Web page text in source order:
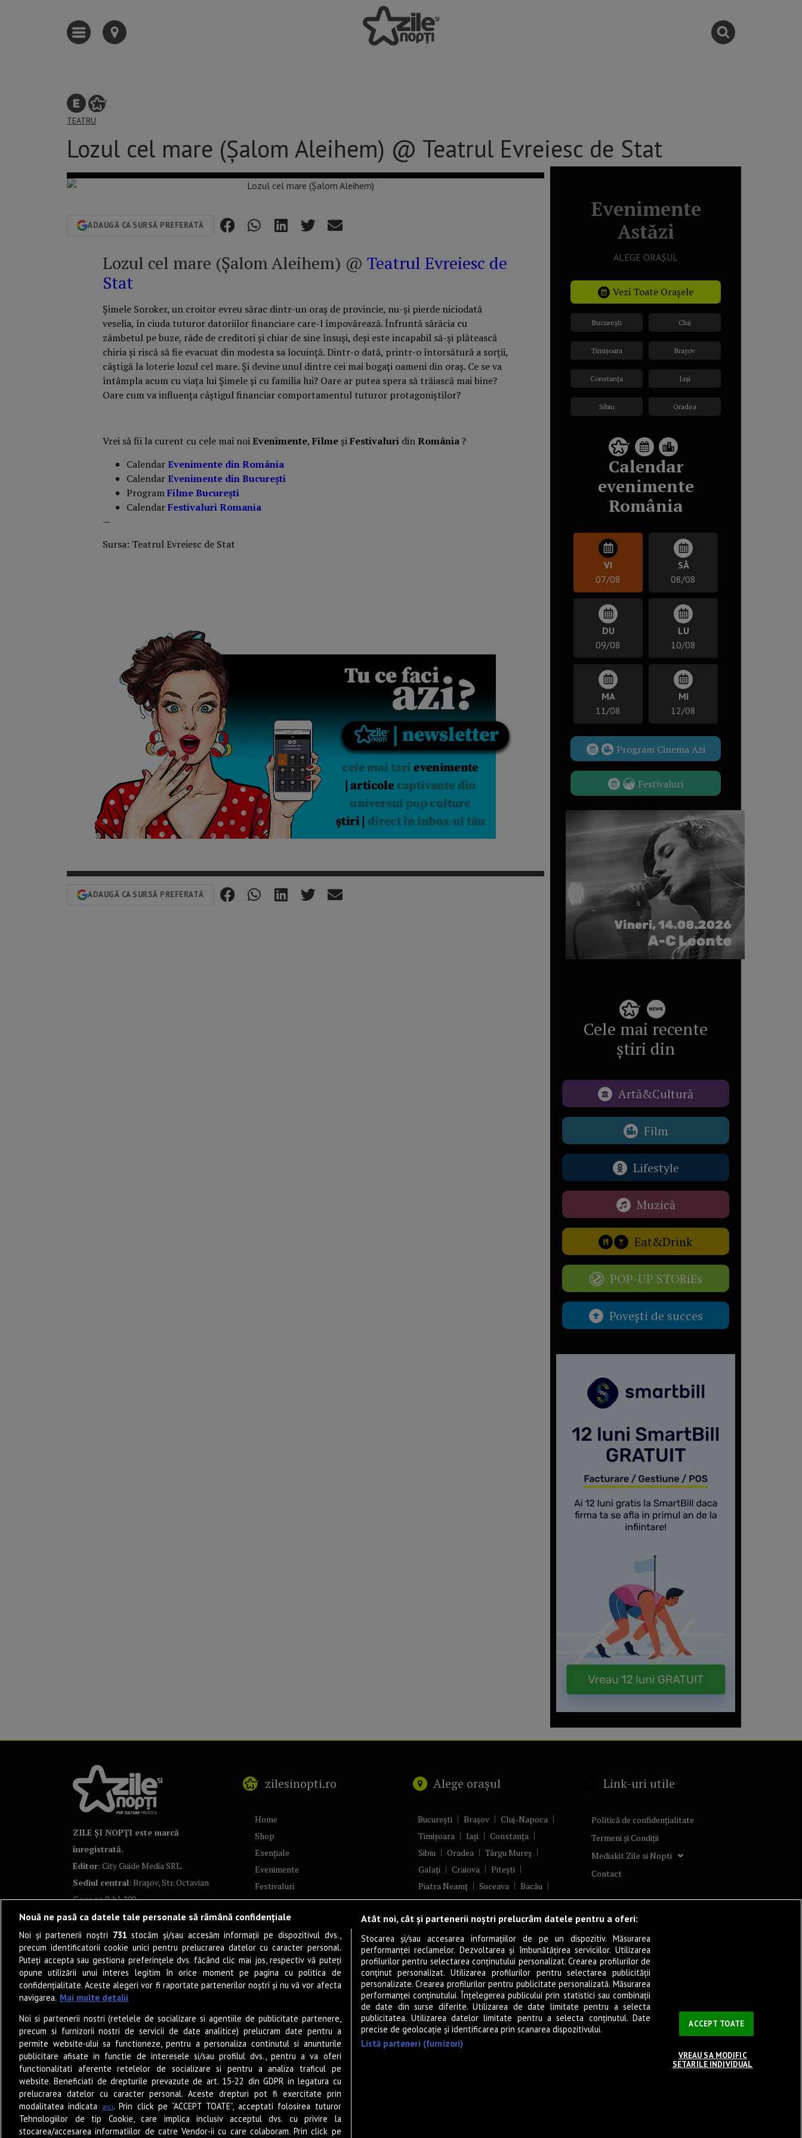
TEATRU
Lozul cel mare (Șalom Aleihem) @ Teatrul Evreiesc de Stat
ADAUGĂ CA SURSĂ PREFERATĂ
Lozul cel mare (Șalom Aleihem) @ Teatrul Evreiesc de
Stat
Șimele Soroker, un croitor evreu sărac dintr-un oraș de provincie, nu-și pierde niciodată
veselia, în ciuda tuturor datoriilor financiare care-l împovărează. Înfruntă sărăcia cu
zâmbetul pe buze, râde de creditori și chiar de sine însuși, deși este incapabil să-și plătească
chiria și riscă să fie evacuat din modesta sa locuință. Dintr-o dată, printr-o întorsătură a sorții,
câștigă la loterie lozul cel mare. Și devine unul dintre cei mai bogați oameni din oraș. Ce se va
întâmpla acum cu viața lui Șimele și cu familia lui? Oare ar putea spera să trăiască mai bine?
Oare cum va influența câștigul financiar comportamentul tuturor protagoniștilor?
Vrei să fii la curent cu cele mai noiEvenimente, Filme șiFestivaluri dinRomânia ?
CalendarEvenimente din România
CalendarEvenimente din București
ProgramFilme București
CalendarFestivaluri Romania
—
Sursa: Teatrul Evreiesc de Stat
ADAUGĂ CA SURSĂ PREFERATĂ
Evenimente
Astăzi
ALEGE ORAȘUL
Vezi Toate Orașele
București
Timișoara
Constanța
Sibiu
Cluj
Brașov
Iași
Oradea
Calendar
evenimente
România
VI
07/08
SÂ
08/08
DU
09/08
LU
10/08
MA
11/08
MI
12/08
Program Cinema Azi
Festivaluri
Cele mai recente
știri din
Artă&Cultură
Film
Lifestyle
Muzică
Eat&Drink
POP-UP STORiEs
Povești de succes
ZILE ȘI NOPȚI este marcă
înregistrată.
Editor: City Guide Media SRL.
Sediul central: Brașov, Str. Octavian
Goga nr. 9, bl. 290
zilesinopti.ro
Home
Shop
Esențiale
Evenimente
Festivaluri
Concerte
Artă & Cultură
Teatru
Film
Program filme
Lifestyle
Muzică
Sunete Live
Eat & Drink
POP-UP Stories
Junior
Newsletter
Alege orașul
București Brașov
Cluj-Napoca
Timișoara
Iași
Constanța
Sibiu
Oradea
Târgu Mureș
Galați
Craiova
Pitești
Piatra Neamț
Suceava
Bacău
Brăila
Ploiești
Râmnicu Vâlcea
Alba Iulia
Arad
Bistrița
Baia Mare
Satu Mare
Sfântu Gheorghe
Deva
Focșani
Tulcea
Târgu Jiu
Alexandria
Botoșani
Buzău Vaslui
Reșița
Târgoviște
Drobeta-Turnu Severin
Călărași
Giurgiu
Slobozia
Slatina
Miercurea-Ciuc
Link-uri utile
Politică de confidențialitate
Termeni și Condiții
Mediakit Zile si Nopti
Contact
Nouă ne pasă ca datele tale personale să rămână confidențiale
Noi și partenerii noștri 731 stocăm și/sau accesăm informații pe dispozitivul dvs.,
precum identificatorii cookie unici pentru prelucrarea datelor cu caracter personal.
Puteți accepta sau gestiona preferințele dvs. făcând clic mai jos, respectiv vă puteți
opune utilizării unui interes legitim în orice moment pe pagina cu politica de
confidențialitate. Aceste alegeri vor fi raportate partenerilor noștri și nu vă vor afecta
navigarea. Mai multe detalii
Noi si partenerii nostri (retelele de socializare si agentiile de publicitate partenere,
precum si furnizorii nostri de servicii de date analitice) prelucram date pentru a
permite website-ului sa functioneze, pentru a personaliza continutul si anunturile
publicitare afisate in functie de interesele si/sau profilul dvs., pentru a va oferi
functionalitati aferente retelelor de socializare si pentru a analiza traficul pe
website. Beneficiati de drepturile prevazute de art. 15-22 din GDPR in legatura cu
prelucrarea datelor cu caracter personal. Aceste drepturi pot fi exercitate prin
modalitatea indicata aici. Prin click pe “ACCEPT TOATE”, acceptati folosirea tuturor
Tehnologiilor de tip Cookie, care implica inclusiv acceptul dvs. cu privire la
stocarea/accesarea informatiilor de catre Vendor-ii cu care colaboram. Prin click pe
Atât noi, cât și partenerii noștri prelucrăm datele pentru a oferi:
Stocarea și/sau accesarea informațiilor de pe un dispozitiv. Măsurarea
performanței reclamelor. Dezvoltarea și îmbunătățirea serviciilor. Utilizarea
profilurilor pentru selectarea conținutului personalizat. Crearea profilurilor de
conținut personalizat. Utilizarea profilurilor pentru selectarea publicității
personalizate. Crearea profilurilor pentru publicitate personalizată. Măsurarea
performanței conținutului. Înțelegerea publicului prin statistici sau combinații
de date din surse diferite. Utilizarea de date limitate pentru a selecta
publicitatea. Utilizarea datelor limitate pentru a selecta conținutul. Date
precise de geolocație și identificarea prin scanarea dispozitivului.
Listă parteneri (furnizori)
ACCEPT TOATE
VREAU SA MODIFIC
SETARILE INDIVIDUAL